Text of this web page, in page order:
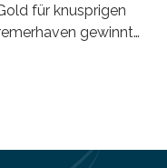
für knusprigen
gewinnt
“Flexi-Nuggets”
und